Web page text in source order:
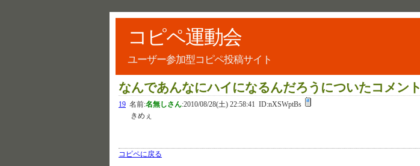
コピペ運動会
ユーザー参加型コピペ投稿サイト
なんであんなにハイになるんだろうについたコメント
19 名前:名無しさん:2010/08/28(土) 22:58:41 ID:nXSWptBs
きめぇ
コピペに戻る